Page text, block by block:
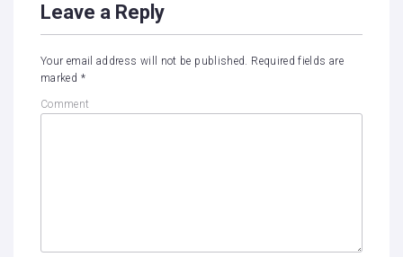
Leave a Reply
Your email address will not be published. Required fields are
marked *
Comment